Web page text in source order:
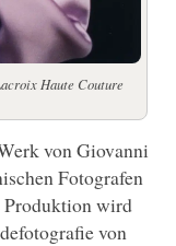
Haute Couture
von Giovanni
Fotografen
Produktion wird
von